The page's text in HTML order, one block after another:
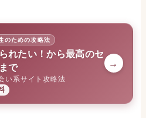
のための攻略法
れたい！から最高のセ
で
い系サイト攻略法
→